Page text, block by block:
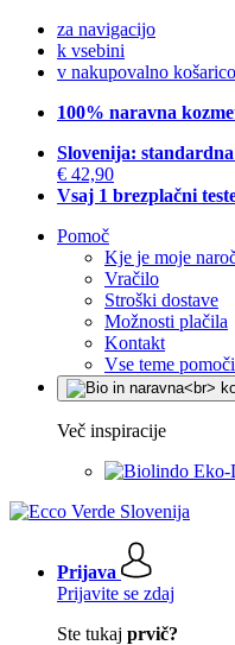
za navigacijo
k vsebini
v nakupovalno košarico
100% naravna
Slovenija:
€ 42,90
Vsaj 1 brezplačni
Pomoč
Kje je moje
Vračilo
Stroški dostave
Možnosti plačila
Kontakt
Vse teme pomoči
Več inspiracije
Eko-
Prijava
Prijavite se zdaj
Ste tukaj prvič?